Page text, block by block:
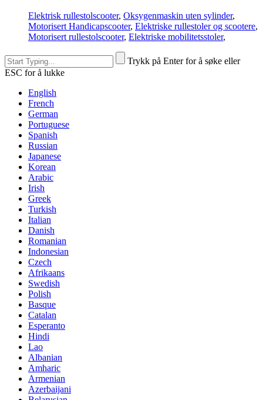
Elektrisk rullestolscooter, Oksygenmaskin uten sylinder,
Motorisert Handicapscooter, Elektriske rullestoler og scootere,
Motorisert rullestolscooter, Elektriske mobilitetsstoler,
Trykk på Enter for å søke eller
ESC for å lukke
English
French
German
Portuguese
Spanish
Russian
Japanese
Korean
Arabic
Irish
Greek
Turkish
Italian
Danish
Romanian
Indonesian
Czech
Afrikaans
Swedish
Polish
Basque
Catalan
Esperanto
Hindi
Lao
Albanian
Amharic
Armenian
Azerbaijani